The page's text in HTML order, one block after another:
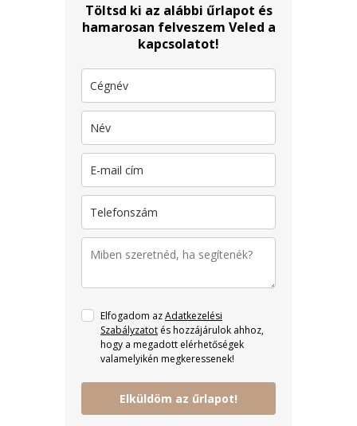
Töltsd ki az alábbi űrlapot és
hamarosan felveszem Veled a
kapcsolatot!
Elfogadom azAdatkezelési
Szabályzatot és hozzájárulok ahhoz,
hogy a megadott elérhetőségek
valamelyikén megkeressenek!
Elküldöm az űrlapot!